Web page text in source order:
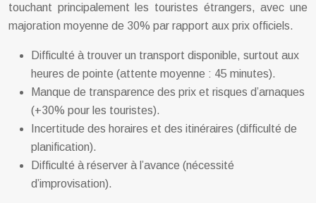
touchant principalement les touristes étrangers, avec une
majoration moyenne de 30% par rapport aux prix officiels.
Difficulté à trouver un transport disponible, surtout aux
heures de pointe (attente moyenne : 45 minutes).
Manque de transparence des prix et risques d’arnaques
(+30% pour les touristes).
Incertitude des horaires et des itinéraires (difficulté de
planification).
Difficulté à réserver à l’avance (nécessité
d’improvisation).